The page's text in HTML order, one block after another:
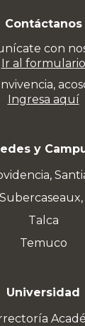
Contáctanos
con
Ir al formulario
Ingresa aquí
y
Talca
Temuco
Universidad